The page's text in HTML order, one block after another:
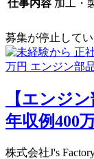
仕事内容 加工・
募集が停止して
【エンジ
年収例400
株式会社J's